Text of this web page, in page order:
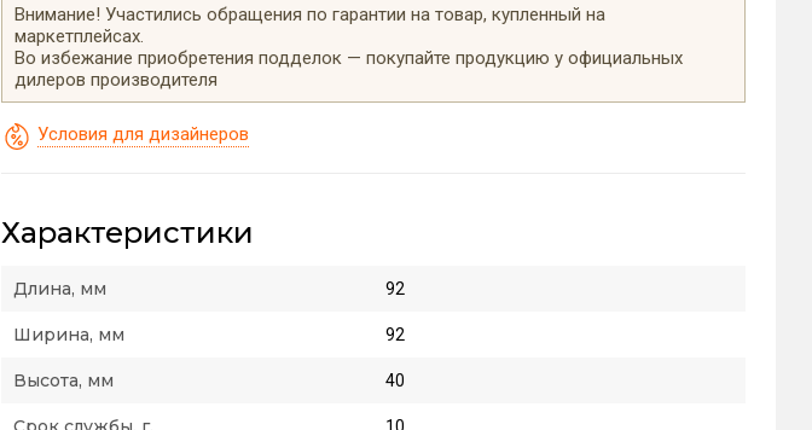
Внимание! Участились обращения по гарантии на товар, купленный на
маркетплейсах.
Во избежание приобретения подделок — покупайте продукцию у официальных
дилеров производителя
Условия для дизайнеров
Характеристики
Длина, мм 92
Ширина, мм 92
Высота, мм 40
10